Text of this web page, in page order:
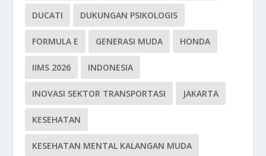
DUCATI DUKUNGAN PSIKOLOGIS
FORMULA E GENERASI MUDA HONDA
IIMS 2026 INDONESIA
INOVASI SEKTOR TRANSPORTASI JAKARTA
KESEHATAN
KESEHATAN MENTAL KALANGAN MUDA